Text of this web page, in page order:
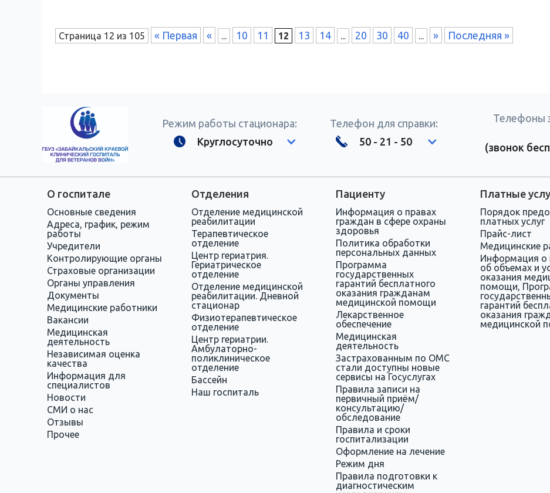
Страница 12 из 105 « Первая « ... 10 11 12 13 14 ... 20 30 40 ... » Последняя »
Режим работы стационара:
Круглосуточно
Телефон для справки:
50 - 21 - 50
Телефоны
(звонок
О госпитале
Основные сведения
Адреса, график, режим
работы
Учредители
Контролирующие органы
Страховые организации
Органы управления
Документы
Медицинские работники
Вакансии
Медицинская
деятельность
Независимая оценка
качества
Информация для
специалистов
Новости
СМИ о нас
Отзывы
Прочее
Отделения
Отделение медицинской
реабилитации
Терапевтическое
отделение
Центр гериатрия.
Гериатрическое
отделение
Отделение медицинской
реабилитации. Дневной
стационар
Физиотерапевтическое
отделение
Центр гериатрии.
Амбулаторно-
поликлиническое
отделение
Бассейн
Наш госпиталь
Пациенту
Информация о правах
граждан в сфере охраны
здоровья
Политика обработки
персональных данных
Программа
государственных
гарантий бесплатного
оказания гражданам
медицинской помощи
Лекарственное
обеспечение
Медицинская
деятельность
Застрахованным по ОМС
стали доступны новые
сервисы на Госуслугах
Правила записи на
первичный приём/
консультацию/
обследование
Правила и сроки
госпитализации
Оформление на лечение
Режим дня
Правила подготовки к
диагностическим
Платные
Порядок
платных услуг
Прайс-лист
Медицинские
Информация о
об объемах и
оказания
помощи,
гарантий
оказания
медицинской